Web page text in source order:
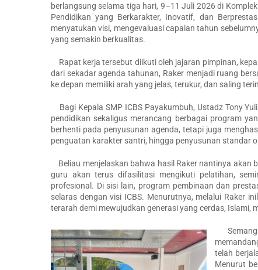
berlangsung selama tiga hari, 9–11 Juli 2026 di
Pendidikan yang Berkarakter, Inovatif, dan
menyatukan visi, mengevaluasi capaian tahun
yang semakin berkualitas.
Rapat kerja tersebut diikuti oleh jajaran pimpinan,
dari sekadar agenda tahunan, Raker menjadi ruang
ke depan memiliki arah yang jelas, terukur, dan saling
Bagi Kepala SMP ICBS Payakumbuh, Ustadz Tony
pendidikan sekaligus merancang berbagai program
berhenti pada penyusunan agenda, tetapi juga
penguatan karakter santri, hingga penyusunan standar
Beliau menjelaskan bahwa hasil Raker nantinya akan
guru akan terus difasilitasi mengikuti pelatihan,
profesional. Di sisi lain, program pembinaan dan
selaras dengan visi ICBS. Menurutnya, melalui Raker
terarah demi mewujudkan generasi yang cerdas, Islami,
telah
Menurut